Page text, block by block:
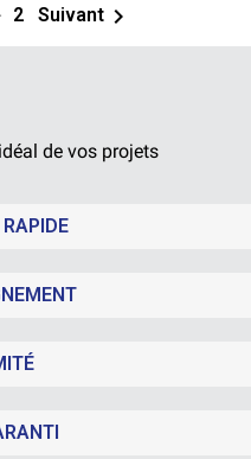
2 Suivant
de vos projets